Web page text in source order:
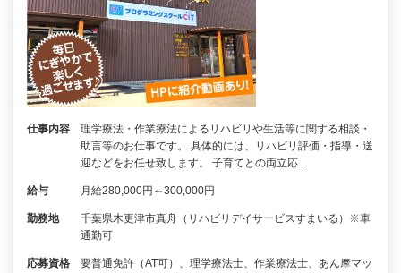
仕事内容
理学療法・作業療法によるリハビリや生活等に関する相談・
助言等のお仕事です。 具体的には、リハビリ評価・指導・送
迎などをお任せ致します。 子育てとの両立応…
給与 月給280,000円～300,000円
勤務地
千葉県木更津市真舟（リハビリデイサービスすまいる）※車
通勤可
応募資格
要普通免許（AT可）、理学療法士、作業療法士、あん摩マッ